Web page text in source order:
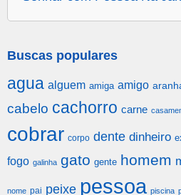
Buscas populares
agua alguem amiga amigo
cabelo cachorro carne
cobrar corpo dente dinheiro
fogo galinha gato gente homem
nome pai peixe pessoa piscina